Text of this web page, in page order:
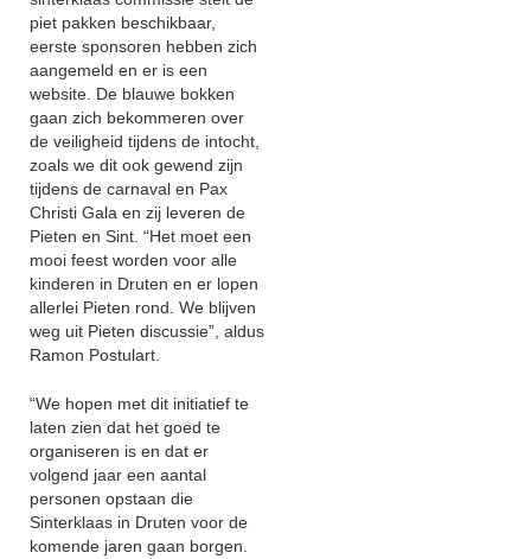
piet pakken beschikbaar,
eerste sponsoren hebben zich
aangemeld en er is een
website. De blauwe bokken
gaan zich bekommeren over
de veiligheid tijdens de intocht,
zoals we dit ook gewend zijn
tijdens de carnaval en Pax
Christi Gala en zij leveren de
Pieten en Sint. “Het moet een
mooi feest worden voor alle
kinderen in Druten en er lopen
allerlei Pieten rond. We blijven
weg uit Pieten discussie”, aldus
Ramon Postulart.
“We hopen met dit initiatief te
laten zien dat het goed te
organiseren is en dat er
volgend jaar een aantal
personen opstaan die
Sinterklaas in Druten voor de
komende jaren gaan borgen.